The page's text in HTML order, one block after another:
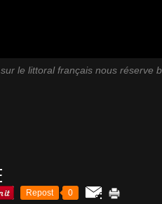
le littoral français nous réserve
Repost 0